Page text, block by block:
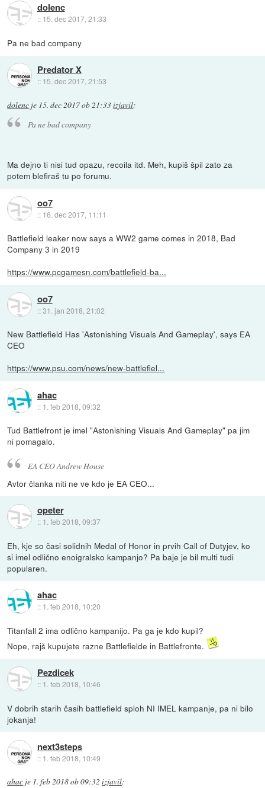
dolenc
:: 15. dec 2017, 21:33
Pa ne bad company
Predator X
:: 15. dec 2017, 21:53
dolenc je 15. dec 2017 ob 21:33izjavil:
Pa ne bad company
Ma dejno ti nisi tud opazu, recoila itd. Meh, kupiš špil zato za
potem blefiraš tu po forumu.
oo7
:: 16. dec 2017, 11:11
Battlefield leaker now says a WW2 game comes in 2018, Bad
Company 3 in 2019
https://www.pcgamesn.com/battlefield-ba...
oo7
::31. jan 2018, 21:02
New Battlefield Has 'Astonishing Visuals And Gameplay', says EA
CEO
https://www.psu.com/news/new-battlefiel...
ahac
:: 1. feb 2018, 09:32
Tud Battlefront je imel "Astonishing Visuals And Gameplay" pa jim
ni pomagalo.
EA CEO Andrew House
Avtor članka niti ne ve kdo je EA CEO...
opeter
:: 1. feb 2018, 09:37
Eh, kje so časi solidnih Medal of Honor in prvih Call of Dutyjev, ko
si imel odlično enoigralsko kampanjo? Pa baje je bil multi tudi
popularen.
ahac
:: 1. feb 2018, 10:20
Titanfall 2 ima odlično kampanijo. Pa ga je kdo kupil?
Nope, rajš kupujete razne Battlefielde in Battlefronte.
Pezdicek
:: 1. feb 2018, 10:46
V dobrih starih časih battlefield sploh NI IMEL kampanje, pa ni bilo
jokanja!
next3steps
:: 1. feb 2018, 10:49
ahac je 1. feb 2018 ob 09:32 izjavil: